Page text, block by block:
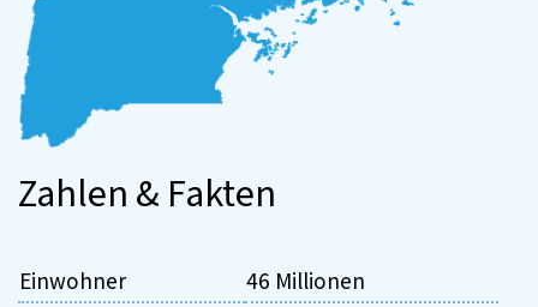
Zahlen & Fakten
Einwohner 46 Millionen